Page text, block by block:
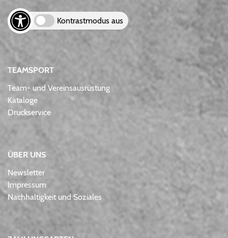
Kontrastmodus aus
TEAMSPORT
Team- und Vereinsausrüstung
Kataloge
Druckservice
ÜBER UNS
Newsletter
Impressum
Nachhaltigkeit und Soziales